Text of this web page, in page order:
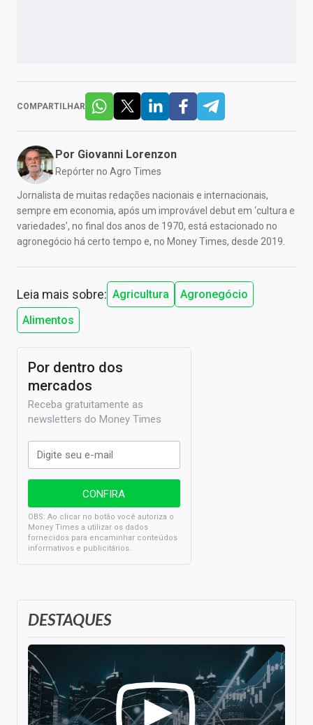
COMPARTILHAR
Por Giovanni Lorenzon
Repórter no Agro Times
Jornalista de muitas redações nacionais e internacionais,
sempre em economia, após um improvável debut em ‘cultura e
variedades’, no final dos anos de 1970, está estacionado no
agronegócio há certo tempo e, no Money Times, desde 2019.
Leia mais sobre: Agricultura
Agronegócio
Alimentos
DESTAQUES
Por dentro dos
mercados
Receba gratuitamente as
newsletters do Money Times
OBS: Ao clicar no botão você autoriza o
Money Times a utilizar os dados
fornecidos para encaminhar conteúdos
informativos e publicitários.